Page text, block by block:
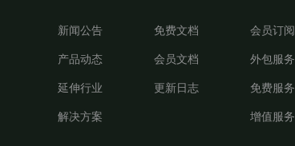
新闻公告
产品动态
延伸行业
解决方案
免费文档
会员文档
更新日志
会员订阅
外包服务
免费服务
增值服务